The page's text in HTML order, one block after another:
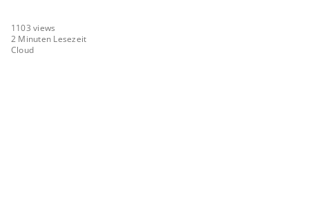
1103 views
2 Minuten Lesezeit
Cloud